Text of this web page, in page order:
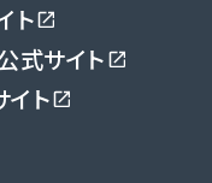
ト
式サイト
ト